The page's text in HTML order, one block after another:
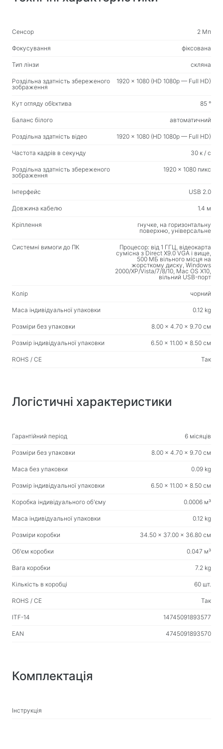
Веб-камери
Рюкзаки, сумки, тримачі, інші аксесуари
Сумки та рюкзаки для ноутбуків
Дорожні рюкзаки
Валізи на колесах
Сумки-органайзери
Автотримачі
Чистячі засоби
Засоби безконтактного очищення
Для спорту та активного відпочинку
Спортивні товари
Робоче місце та домашні меблі
Столи для дому та офісу
Каркаси для письмового столу
Журнальні столики
Ігрові столи
Тестові продукти
Масажери
Сенсор 2 Мп
Фокусування фіксована
Тип лінзи скляна
Роздільна здатність збереженого
зображення
1920 x 1080 (HD 1080p — Full HD)
Кут огляду об’єктива 85 °
Баланс білого автоматичний
Роздільна здатність відео 1920 x 1080 (HD 1080p — Full HD)
Частота кадрів в секунду 30 к / с
Роздільна здатність збереженого
зображення
1920 x 1080 пикс
Інтерфейс USB 2.0
Довжина кабелю 1.4 м
Кріплення
гнучке, на горизонтальну
поверхню, універсальне
Системні вимоги до ПК
Процесор: від 1 ГГЦ, відеокарта
сумісна з Direct X9.0 VGA і вище,
500 МБ вільного місця на
жорсткому диску, Windows
2000/XP/Vista/7/8/10, Mac OS X10,
вільний USB-порт
Колір чорний
Маса індивідуальної упаковки 0.12 kg
Розміри без упаковки 8.00 x 4.70 x 9.70 см
Розмір індивідуальної упаковки 6.50 x 11.00 x 8.50 см
ROHS / CE Так
Логістичні характеристики
Гарантійний період 6 місяців
Розміри без упаковки 8.00 x 4.70 x 9.70 см
Маса без упаковки 0.09 kg
Розмір індивідуальної упаковки 6.50 x 11.00 x 8.50 см
Коробка індивідуального об'єму 0.0006 м³
Маса індивідуальної упаковки 0.12 kg
Розміри коробки 34.50 x 37.00 x 36.80 см
Об'єм коробки 0.047 м³
Вага коробки 7.2 kg
Кількість в коробці 60 шт.
ROHS / CE Так
ITF-14 14745091893577
EAN 4745091893570
Комплектація
Інструкція